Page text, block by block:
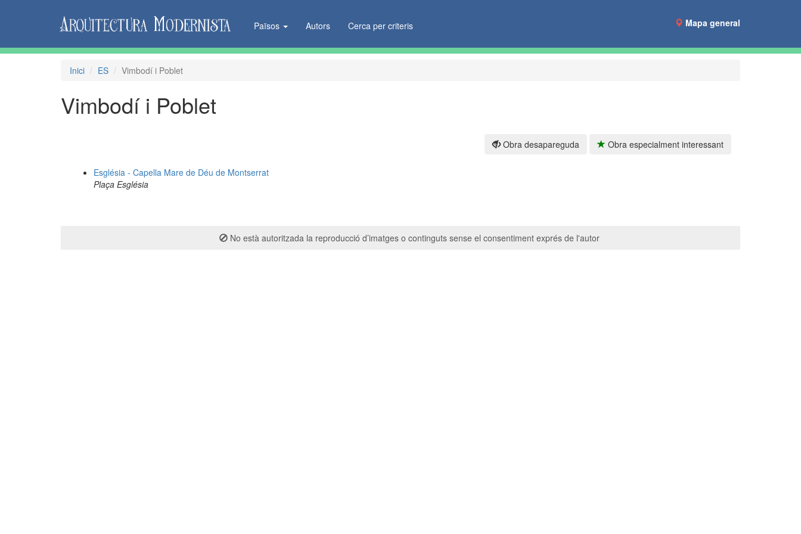
Països Autors Cerca per criteris Mapa general
Inici ES Vimbodí i Poblet
Vimbodí i Poblet
Obra desapareguda Obra especialment interessant
Església - Capella Mare de Déu de Montserrat
Plaça Església
No està autoritzada la reproducció d’imatges o continguts sense el consentiment exprés de l'autor